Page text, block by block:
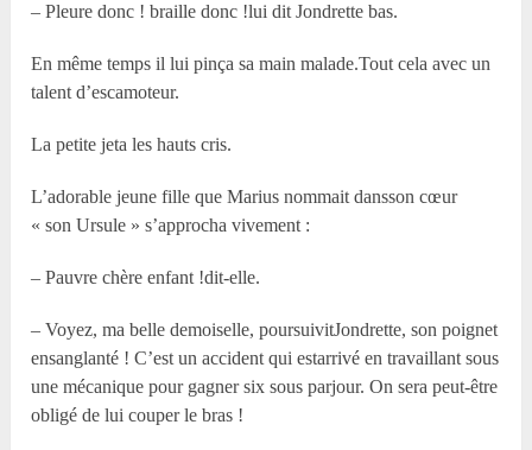
– Pleure donc ! braille donc !lui dit Jondrette bas.
En même temps il lui pinça sa main malade.Tout cela avec un
talent d’escamoteur.
La petite jeta les hauts cris.
L’adorable jeune fille que Marius nommait dansson cœur
« son Ursule » s’approcha vivement :
– Pauvre chère enfant !dit-elle.
– Voyez, ma belle demoiselle, poursuivitJondrette, son poignet
ensanglanté ! C’est un accident qui estarrivé en travaillant sous
une mécanique pour gagner six sous parjour. On sera peut-être
obligé de lui couper le bras !